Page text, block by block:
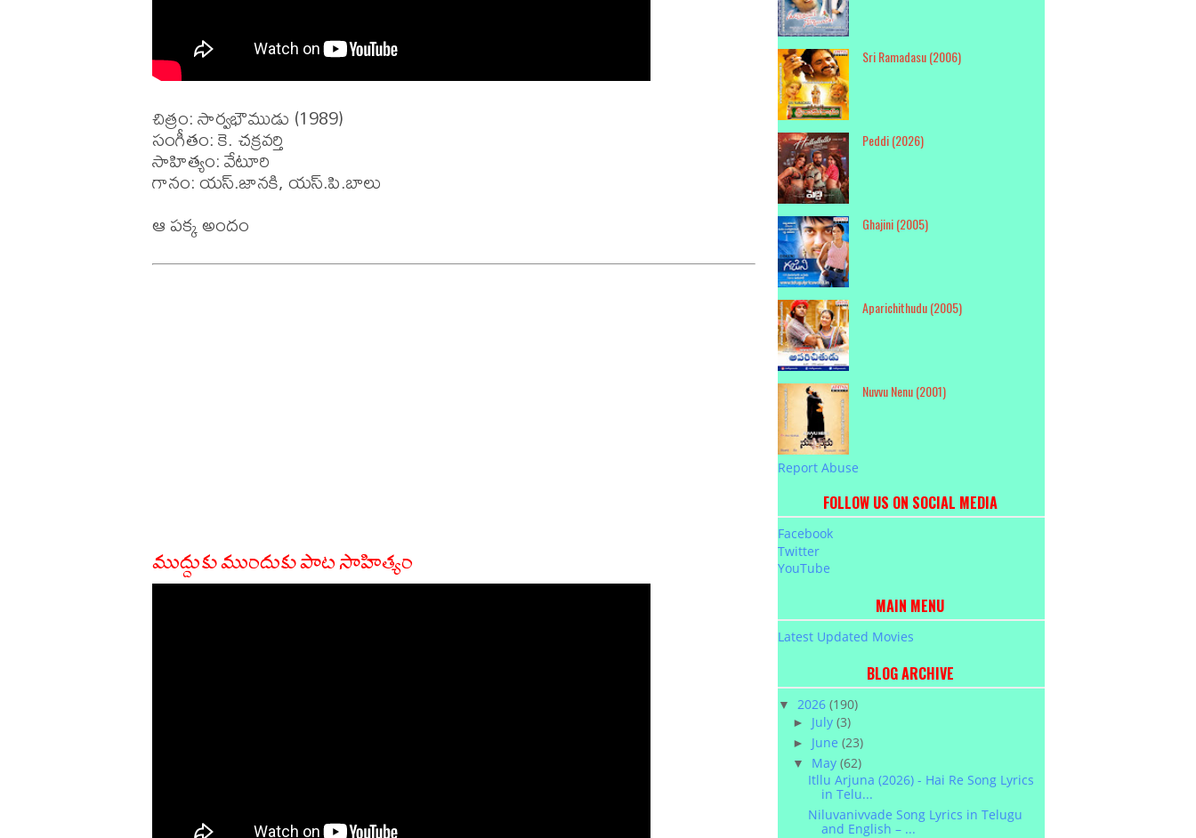
చిత్రం: సార్వభౌముడు (1989)
సంగీతం: కె. చక్రవర్తి
సాహిత్యం: వేటూరి
గానం: యస్.జానకి, యస్.పి.బాలు
ముద్దుకు ముందుకు పాట సాహిత్యం
Sri Ramadasu (2006)
Peddi (2026)
Ghajini (2005)
Aparichithudu (2005)
Nuvvu Nenu (2001)
Report Abuse
FOLLOW US ON SOCIAL MEDIA
Facebook
Twitter
YouTube
MAIN MENU
Latest Updated Movies
BLOG ARCHIVE
▼ 2026 (190)
► July(3)
► June(23)
▼ May(62)
Itllu Arjuna (2026) - Hai Re Song Lyrics
in Telu...
Niluvanivvade Song Lyrics in Telugu
and English – ...